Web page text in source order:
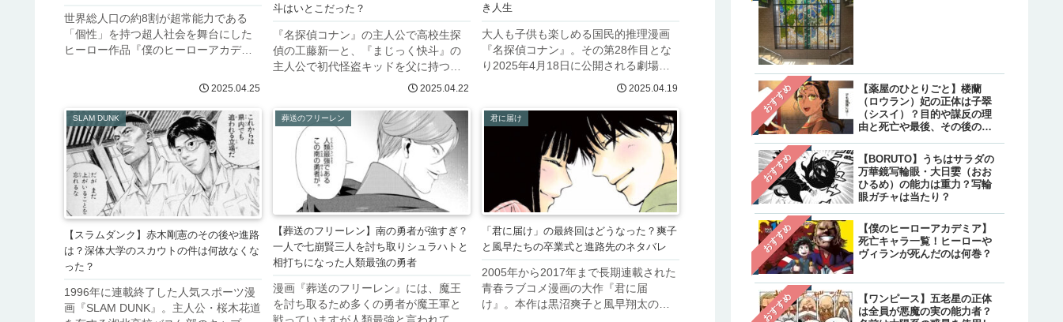
世界総人口の約8割が超常能力である
「個性」を持つ超人社会を舞台にした
ヒーロー作品『僕のヒーローアカデミ
に憧れる少年・緑谷出久を主人公に描
少ないながらも作中には「無個性」の
キ...
2025.04.25
斗はいとこだった？
『名探偵コナン』の主人公で高校生探
偵の工藤新一と、『まじっく快斗』の
主人公で初代怪盗キッドを父に持つ黒
羽快斗。初登場時から工藤新一と黒羽
が似ていることから、新一の幼馴染で
ある毛利蘭でさえ間違えていました
が、...
2025.04.22
き人生
大人も子供も楽しめる国民的推理漫画
『名探偵コナン』。その第28作目とな
り2025年4月18日に公開される劇場版
『隻眼の残像（フラッシュバック）』
が主役に描かれています。今回は映画
にも登場する長野県警の刑事の...
2025.04.19
SLAM DUNK
【スラムダンク】赤木剛憲のその後や進路
は？深体大学のスカウトの件は何故なくな
った？
1996年に連載終了した人気スポーツ漫
画『SLAM DUNK』。主人公・桜木花道
葬送のフリーレン
【葬送のフリーレン】南の勇者が強すぎ？
一人で七崩賢三人を討ち取りシュラハトと
相打ちになった人類最強の勇者
漫画『葬送のフリーレン』には、魔王
を討ち取るため多くの勇者が魔王軍と
君に届け
「君に届け」の最終回はどうなった？爽子
と風早たちの卒業式と進路先のネタバレ
2005年から2017年まで長期連載された
青春ラブコメ漫画の大作『君に届
け』。本作は黒沼爽子と風早翔太の恋
おすすめ
【薬屋のひとりごと】楼蘭
（ロウラン）妃の正体は子翠
（シスイ）？目的や謀反の理
由と死亡や最後、その後の生
おすすめ
【BORUTO】うちはサラダの
万華鏡写輪眼・大日孁（おお
ひるめ）の能力は重力？写輪
眼ガチャは当たり？
おすすめ
【僕のヒーローアカデミア】
死亡キャラ一覧！ヒーローや
ヴィランが死んだのは何巻？
おすすめ
【ワンピース】五老星の正体
は全員が悪魔の実の能力者？
注目
【炎炎ノ消防隊】森羅の母
親・万里日下部（マリク
ベ）の正体は？実は生き
て最後はどうなった？
注目
【呪術廻戦】乙骨憂太の
後は？結婚相手は禪院真
続編で死亡しリカの指輪
へ継承